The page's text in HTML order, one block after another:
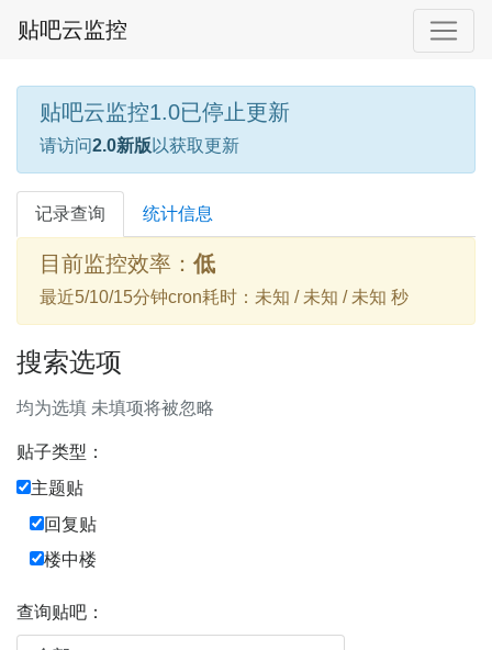
贴吧云监控
贴吧云监控1.0已停止更新
请访问2.0新版 以获取更新
记录查询 统计信息
目前监控效率： 低
最近5/10/15分钟cron耗时：未知 / 未知 / 未知 秒
搜索选项
均为选填 未填项将被忽略
贴子类型：
主题贴
回复贴
楼中楼
查询贴吧：